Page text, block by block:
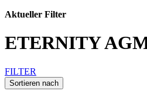
Aktueller Filter
ETERNITY
FILTER
Sortieren nach